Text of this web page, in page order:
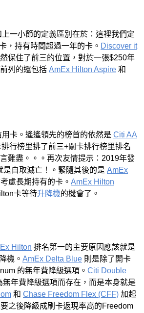
一小節的定義區別在於：這裡我們定
，持有時間超過一年的卡。 Discover it
保住了前三的位置，對於一張$250年
列的還包括 AmEx Hilton Aspire 和
卡。遙遙領先的榜首的依然是 Citi AA
行榜里排了前三+關卡排行榜里排名
難盡。。。再次友情提示：2019年發
是自取滅亡！。緊隨其後的是 AmEx
慮長期持有的卡。 AmEx Hilton
卡等待升降機的機會了。
Hilton 排名第一的主要原因應該就是
機。 AmEx Delta Blue 則是除了開卡
的無年費降級選項。 Citi Double
年費降級選項而存在，而是本身就是
和 Chase Freedom Flex (CFF) 加起
之後降級成刷卡返現率高的Freedom